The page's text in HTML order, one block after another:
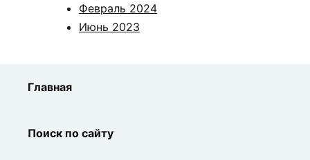
Февраль 2024
Июнь 2023
Главная
Поиск по сайту